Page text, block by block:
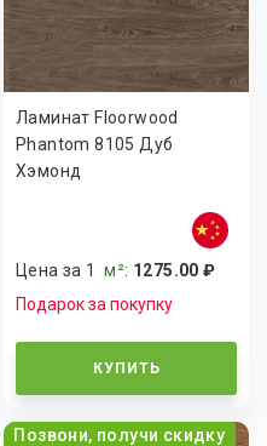
Ламинат Floorwood
Phantom 8105 Дуб
Хэмонд
Цена за 1м²: 1275.00 ₽
Подарок за покупку
КУПИТЬ
Позвони, получи скидку